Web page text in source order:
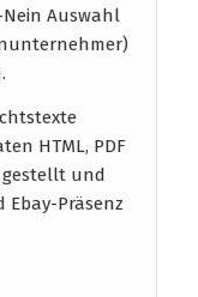
Auswahl
HTML, PDF
gestellt und
Präsenz